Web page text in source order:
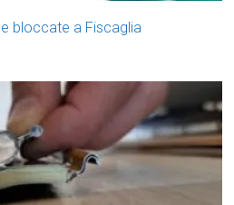
bloccate a Fiscaglia